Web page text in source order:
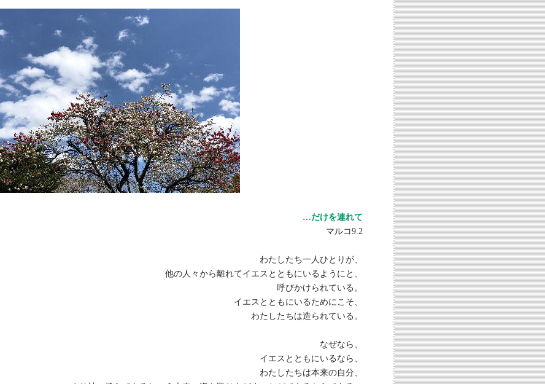
…だけを連れて
マルコ9.2
わたしたち一人ひとりが、
他の人々から離れてイエスとともにいるようにと、
呼びかけられている。
イエスとともにいるためにこそ、
わたしたちは造られている。
なぜなら、
イエスとともにいるなら、
わたしたちは本来の自分、